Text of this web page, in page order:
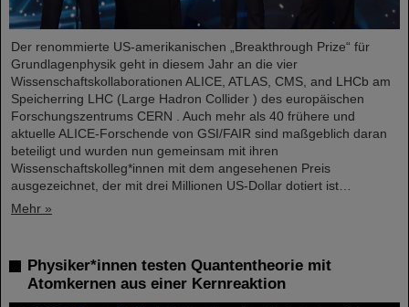
Der renommierte US-amerikanischen „Breakthrough Prize“ für
Grundlagenphysik geht in diesem Jahr an die vier
Wissenschaftskollaborationen ALICE, ATLAS, CMS, and LHCb am
Speicherring LHC (Large Hadron Collider ) des europäischen
Forschungszentrums CERN . Auch mehr als 40 frühere und
aktuelle ALICE-Forschende von GSI/FAIR sind maßgeblich daran
beteiligt und wurden nun gemeinsam mit ihren
Wissenschaftskolleg*innen mit dem angesehenen Preis
ausgezeichnet, der mit drei Millionen US-Dollar dotiert ist…
Mehr »
Physiker*innen testen Quantentheorie mit
Atomkernen aus einer Kernreaktion